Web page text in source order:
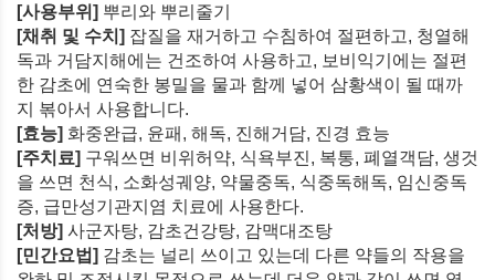
[사용부위] 뿌리와 뿌리줄기
[채취 및 수치] 잡질을 재거하고 수침하여 절편하고, 청열해
독과 거담지해에는 건조하여 사용하고, 보비익기에는 절편
한 감초에 연숙한 봉밀을 물과 함께 넣어 삼황색이 될 때까
지 볶아서 사용합니다.
[효능] 화중완급, 윤패, 해독, 진해거담, 진경 효능
[주치료] 구워쓰면 비위허약, 식욕부진, 복통, 폐열객담, 생것
을 쓰면 천식, 소화성궤양, 약물중독, 식중독해독, 임신중독
증, 급만성기관지염 치료에 사용한다.
[처방] 사군자탕, 감초건강탕, 감맥대조탕
[민간요법] 감초는 널리 쓰이고 있는데 다른 약들의 작용을